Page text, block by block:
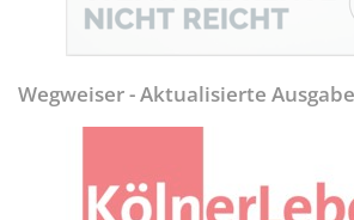
Wegweiser - Aktualisierte